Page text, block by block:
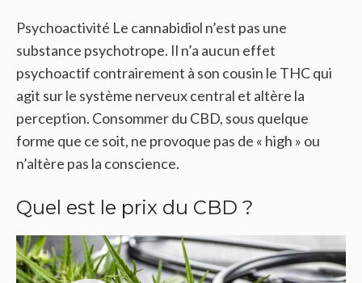
Psychoactivité Le cannabidiol n’est pas une
substance psychotrope. Il n’a aucun effet
psychoactif contrairement à son cousin le THC qui
agit sur le système nerveux central et altère la
perception. Consommer du CBD, sous quelque
forme que ce soit, ne provoque pas de « high » ou
n’altère pas la conscience.
Quel est le prix du CBD ?